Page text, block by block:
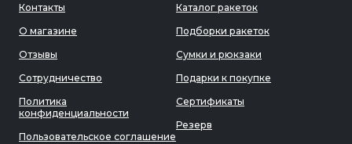
Контакты
О магазине
Отзывы
Сотрудничество
Политика
конфиденциальности
Пользовательское соглашение
Каталог ракеток
Подборки ракеток
Сумки и рюкзаки
Подарки к покупке
Сертификаты
Резерв